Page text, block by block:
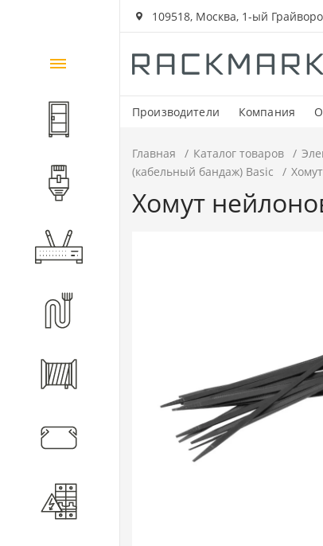
109518, Москва, 1-ый
Производители Компания
Каталог
товаров
Шкафы и стойки
Кабеленесущие системы
Главная Каталог товаров
(кабельный бандаж) Basic
Хомут